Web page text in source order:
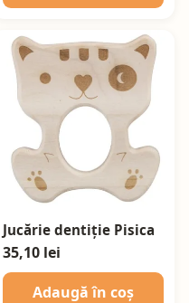
Jucărie dentiție Pisica
35,10 lei
Adaugă în coș